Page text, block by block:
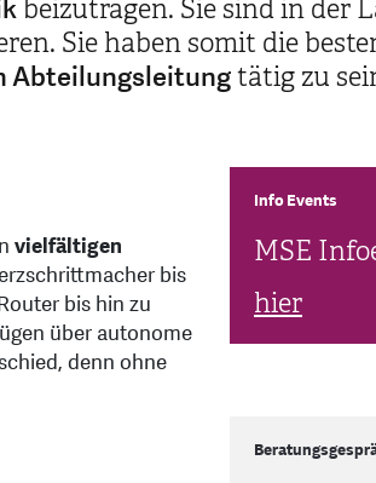
beizutragen. Sie sind in der
Sie haben somit die
Abteilungsleitungtätig zu
vielfältigen
bis
bis hin zu
über autonome
denn ohne
Info Events
MSE
hier